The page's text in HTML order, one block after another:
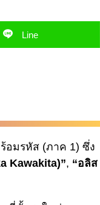
Line
อมรหัส (ภาค 1) ซึ่ง
Kawakita)”, “อลิส